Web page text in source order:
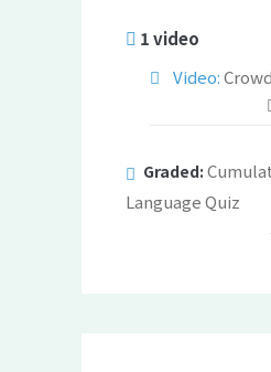
1 video
Video:
Graded:
Language Quiz